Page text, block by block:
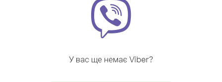
У вас ще немає Viber?